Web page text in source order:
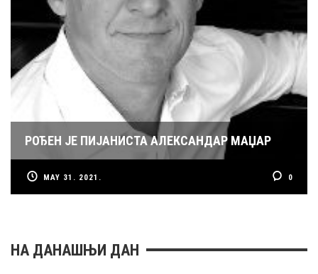
РОЂЕН ЈЕ ПИЈАНИСТА АЛЕКСАНДАР МАЏАР
MAY 31. 2021. 0
НА ДАНАШЊИ ДАН